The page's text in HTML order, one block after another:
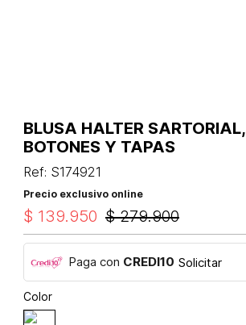
BLUSA HALTER SARTORIAL,
BOTONES Y TAPAS
Ref: S174921
Precio exclusivo online
$ 279.900
$ 139.950
Paga con CREDI10 Solicitar
Color